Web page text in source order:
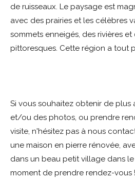
de ruisseaux. Le paysage est
avec des prairies et les célèbres
sommets enneigés, des rivières
pittoresques. Cette région a tout
Si vous souhaitez obtenir de plus
et/ou des photos, ou prendre
visite, n'hésitez pas à nous
une maison en pierre rénovée,
dans un beau petit village dans
moment de prendre rendez-vous !